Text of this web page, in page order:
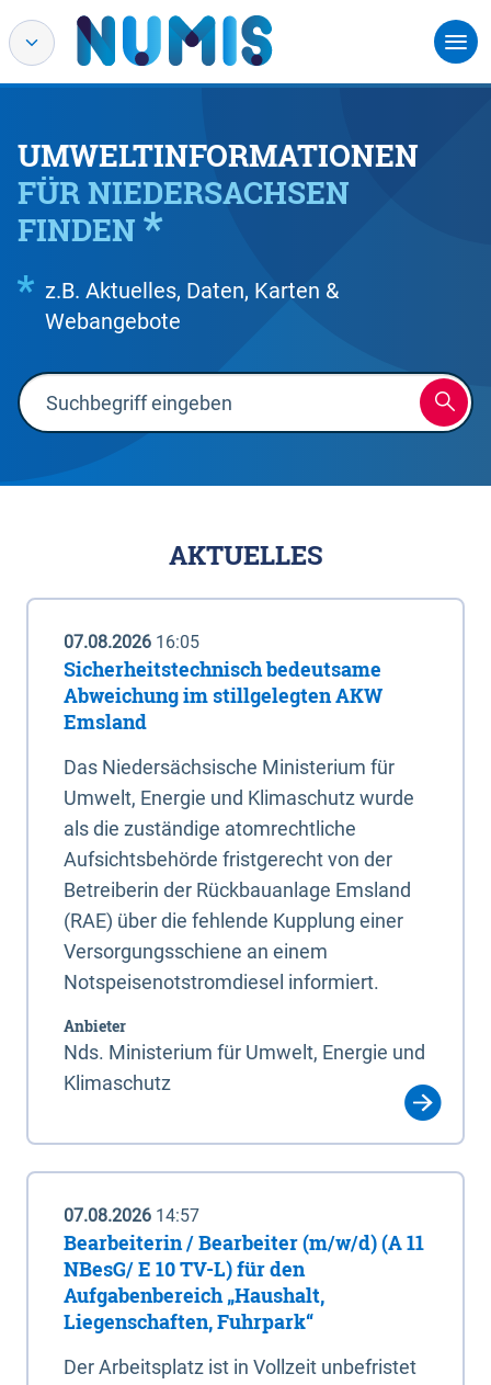
UMWELTINFORMATIONEN
FÜR NIEDERSACHSEN
FINDEN
z.B. Aktuelles, Daten, Karten &
Webangebote
AKTUELLES
07.08.2026 16:05
Sicherheitstechnisch bedeutsame
Abweichung im stillgelegten AKW
Emsland
Das Niedersächsische Ministerium für
Umwelt, Energie und Klimaschutz wurde
als die zuständige atomrechtliche
Aufsichtsbehörde fristgerecht von der
Betreiberin der Rückbauanlage Emsland
(RAE) über die fehlende Kupplung einer
Versorgungsschiene an einem
Notspeisenotstromdiesel informiert.
Anbieter
Nds. Ministerium für Umwelt, Energie und
Klimaschutz
07.08.2026 14:57
Bearbeiterin / Bearbeiter (m/w/d) (A 11
NBesG/ E 10 TV-L) für den
Aufgabenbereich „Haushalt,
Liegenschaften, Fuhrpark“
Der Arbeitsplatz ist in Vollzeit unbefristet